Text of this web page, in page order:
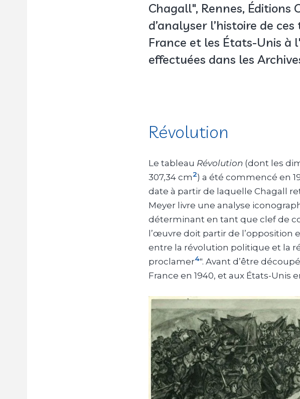
Chagall", Rennes,
d’analyser l’histoire de
France et les États-Unis à
effectuées dans les
Révolution
Le tableau Révolution (dont les
307,34 cm2) a été commencé en
date à partir de laquelle Chagall
Meyer livre une analyse
déterminant en tant que clef de
l’œuvre doit partir de l’opposition
entre la révolution politique et la
proclamer4". Avant d’être
France en 1940, et aux États-Unis